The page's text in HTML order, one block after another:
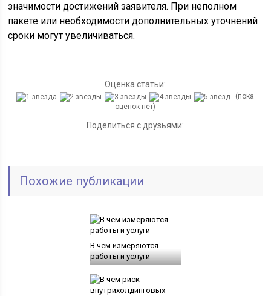
значимости достижений заявителя. При неполном
пакете или необходимости дополнительных уточнений
сроки могут увеличиваться.
Оценка статьи:
(пока
оценок нет)
Поделиться с друзьями:
Похожие публикации
В чем измеряются
работы и услуги